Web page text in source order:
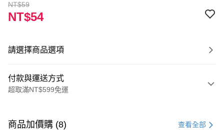
NT$59
NT$54
請選擇商品選項
付款與運送方式
超取滿NT$599免運
信用卡一次付款
商品加價購 (8) 查看全部